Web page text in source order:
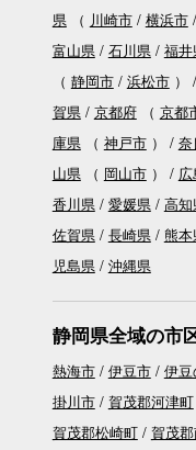
県（ 川崎市 横浜市
富山県
石川県 福井
（ 静岡市 浜松市）
賀県
京都府（ 京都
庫県（ 神戸市）
山県（ 岡山市）
香川県
愛媛県 高知
佐賀県
長崎県 熊本
児島県
沖縄県
静岡県全域の市
熱海市 伊豆市 伊
掛川市
賀茂郡河津町
賀茂郡松崎町
賀茂